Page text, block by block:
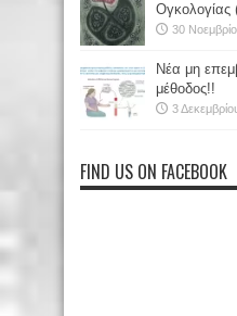
30
Νέα μη
μέθοδος!!
3
FIND US ON FACEBOOK